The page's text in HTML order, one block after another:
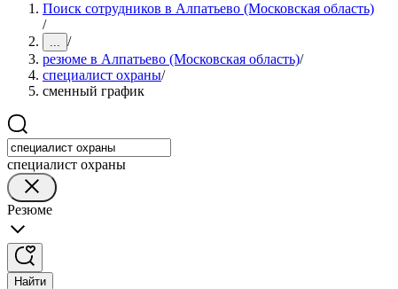
Поиск сотрудников в Алпатьево (Московская область)
/
... /
резюме в Алпатьево (Московская область)/
специалист охраны/
сменный график
специалист охраны
Резюме
Найти